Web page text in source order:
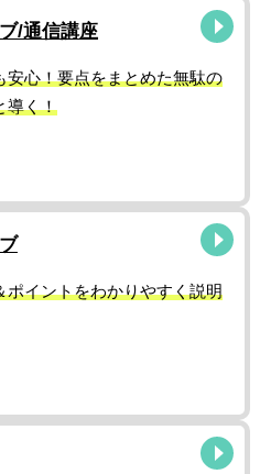
/通信講座
心！要点をまとめた無駄の
導く！
イントをわかりやすく説明